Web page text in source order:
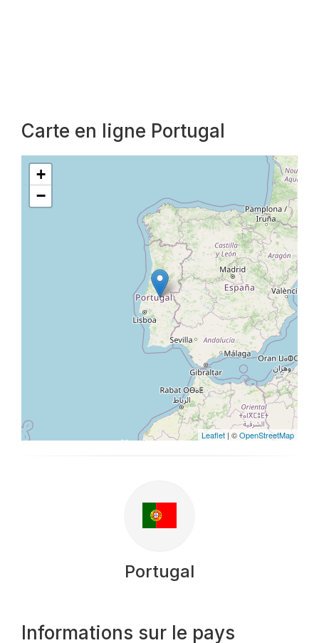
Carte en ligne Portugal
+
−
Leaflet | ©OpenStreetMap
Portugal
Informations sur le pays